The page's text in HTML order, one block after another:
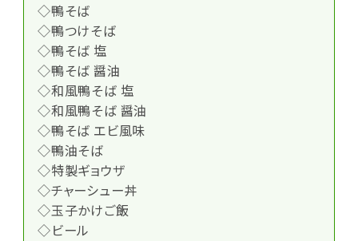
◇鴨そば
◇鴨つけそば
◇鴨そば 塩
◇鴨そば 醤油
◇和風鴨そば 塩
◇和風鴨そば 醤油
◇鴨そば エビ風味
◇鴨油そば
◇特製ギョウザ
◇チャーシュー丼
◇玉子かけご飯
◇ビール